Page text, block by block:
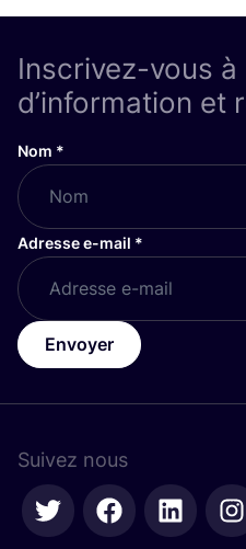
Inscrivez-vous
d’information et
Nom *
Adresse e-mail *
Envoyer
Suivez nous